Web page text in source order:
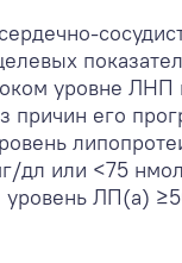
уровне ЛНП
его
дл или <75
уровень ЛП(а)